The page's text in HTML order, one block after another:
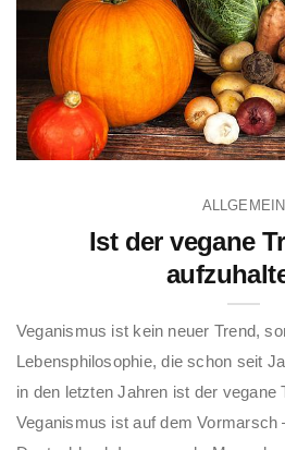
ALLGEMEIN
Ist der vegane
Veganismus ist kein neuer Trend,
Lebensphilosophie, die schon seit
in den letzten Jahren ist der vegane
Veganismus ist auf dem Vormarsch